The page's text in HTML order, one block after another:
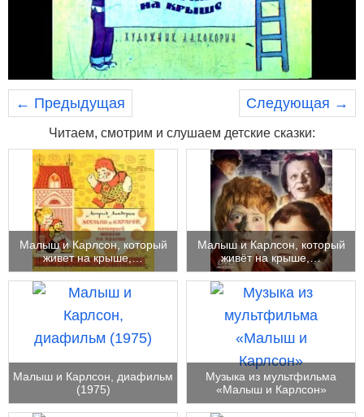
← Предыдущая Следующая →
Читаем, смотрим и слушаем детские сказки:
Малыш и Карлсон, который
живет на крыше,…
Малыш и Карлсон, который
живёт на крыше,…
Малыш и Карлсон, диафильм
(1975)
Музыка из мультфильма
«Малыш и Карлсон»